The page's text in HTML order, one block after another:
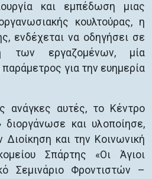
και εμπέδωση μιας
κουλτούρας, η
ενδέχεται να οδηγήσει σε
των εργαζομένων, μία
παράμετρος για την ευημερία
ανάγκες αυτές, το Κέντρο
και υλοποίησε,
και την Κοινωνική
Σπάρτης «Οι Άγιοι
Σεμινάριο Φροντιστών –